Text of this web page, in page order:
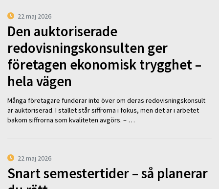
22 maj 2026
Den auktoriserade
redovisningskonsulten ger
företagen ekonomisk trygghet –
hela vägen
Många företagare funderar inte över om deras redovisningskonsult
är auktoriserad. I stället står siffrorna i fokus, men det är i arbetet
bakom siffrorna som kvaliteten avgörs. – …
22 maj 2026
Snart semestertider – så planerar